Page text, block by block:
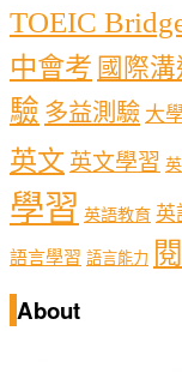
TOEIC
中會考 國際溝
驗 多益測驗 大
英文 英文學習
學習 英語教育 英
語言學習 語言能力
About